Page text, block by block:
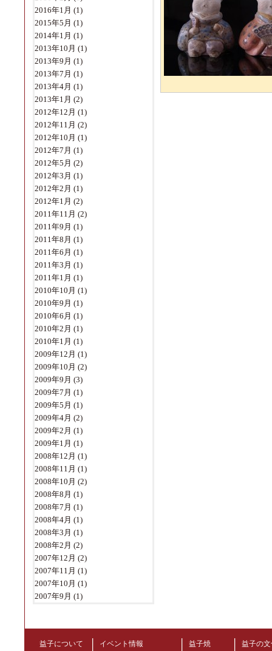
2016年1月 (1)
2015年5月 (1)
2014年1月 (1)
2013年10月 (1)
2013年9月 (1)
2013年7月 (1)
2013年4月 (1)
2013年1月 (2)
2012年12月 (1)
2012年11月 (2)
2012年10月 (1)
2012年7月 (1)
2012年5月 (2)
2012年3月 (1)
2012年2月 (1)
2012年1月 (2)
2011年11月 (2)
2011年9月 (1)
2011年8月 (1)
2011年6月 (1)
2011年3月 (1)
2011年1月 (1)
2010年10月 (1)
2010年9月 (1)
2010年6月 (1)
2010年2月 (1)
2010年1月 (1)
2009年12月 (1)
2009年10月 (2)
2009年9月 (3)
2009年7月 (1)
2009年5月 (1)
2009年4月 (2)
2009年2月 (1)
2009年1月 (1)
2008年12月 (1)
2008年11月 (1)
2008年10月 (2)
2008年8月 (1)
2008年7月 (1)
2008年4月 (1)
2008年3月 (1)
2008年2月 (2)
2007年12月 (2)
2007年11月 (1)
2007年10月 (1)
2007年9月 (1)
益子について イベント情報 益子焼 益子の